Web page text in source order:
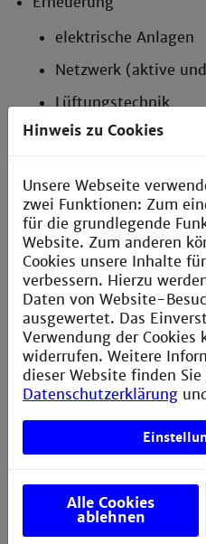
elektrische Anlagen
Netzwerk (aktive
Lüftungstechnik
Austausch Fenster und
Ausstehend
flächendeckende
Erneuerung der
Neuaustattung der
Aula
Im Rahmen dieser
die
Fahrstuhl ertüchtigt
Hinweis zu Cookies
Unsere Webseite
zwei Funktionen: Zum
für die grundlegende
Website. Zum anderen
Cookies unsere Inhalte
verbessern. Hierzu
Daten von Website-
ausgewertet. Das
Verwendung der Cookies
widerrufen. Weitere
dieser Website finden
Datenschutzerklärung
Alle Cookies
ablehnen